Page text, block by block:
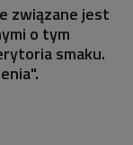
związane jest
o tym
smaku.